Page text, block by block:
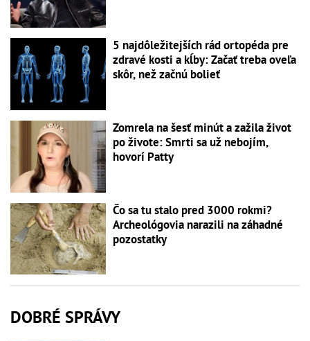
5 najdôležitejších rád ortopéda pre
zdravé kosti a kĺby: Začať treba oveľa
skôr, než začnú bolieť
Zomrela na šesť minút a zažila život
po živote: Smrti sa už nebojím,
hovorí Patty
Čo sa tu stalo pred 3000 rokmi?
Archeológovia narazili na záhadné
pozostatky
DOBRÉ SPRÁVY